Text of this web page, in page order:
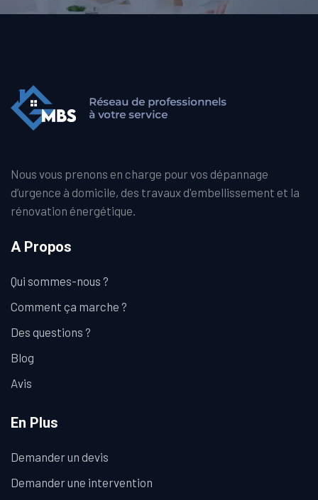
Nous vous prenons en charge pour vos dépannage
d’urgence à domicile, des travaux d'embellissement et la
rénovation énergétique.
A Propos
Qui sommes-nous ?
Comment ça marche ?
Des questions ?
Blog
Avis
En Plus
Demander un devis
Demander une intervention